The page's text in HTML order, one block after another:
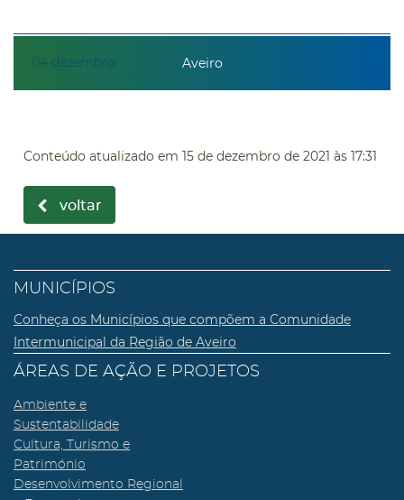
04 dezembro Aveiro
Conteúdo atualizado em 15 de dezembro de 2021 às 17:31
voltar
MUNICÍPIOS
Conheça os Municípios que compõem a Comunidade
Intermunicipal da Região de Aveiro
ÁREAS DE AÇÃO E PROJETOS
Ambiente e
Sustentabilidade
Cultura, Turismo e
Património
Desenvolvimento Regional